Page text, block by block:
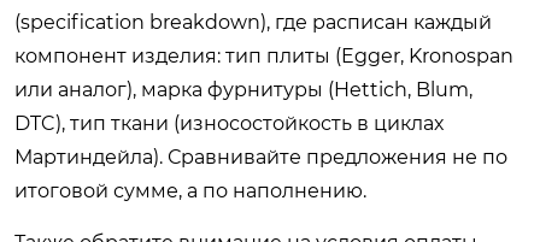
(specification breakdown), где расписан каждый
компонент изделия: тип плиты (Egger, Kronospan
или аналог), марка фурнитуры (Hettich, Blum,
DTC), тип ткани (износостойкость в циклах
Мартиндейла). Сравнивайте предложения не по
итоговой сумме, а по наполнению.